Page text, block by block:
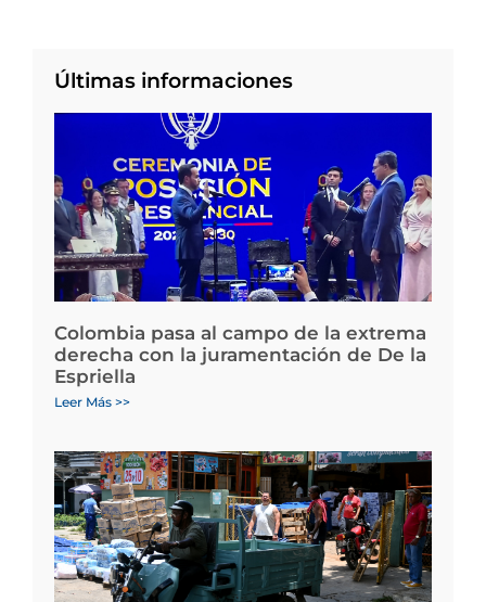
Últimas informaciones
Colombia pasa al campo de la extrema
derecha con la juramentación de De la
Espriella
Leer Más >>